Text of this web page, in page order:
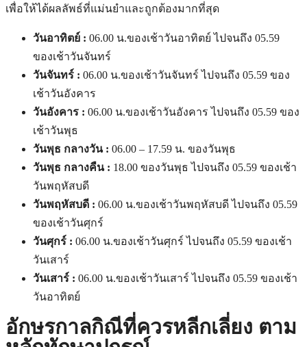
เพื่อให้ได้ผลลัพธ์ที่แม่นยำและถูกต้องมากที่สุด
วันอาทิตย์ : 06.00 น.ของเช้าวันอาทิตย์ ไปจนถึง 05.59
ของเช้าวันจันทร์
วันจันทร์ : 06.00 น.ของเช้าวันจันทร์ ไปจนถึง 05.59 ของ
เช้าวันอังคาร
วันอังคาร : 06.00 น.ของเช้าวันอังคาร ไปจนถึง 05.59 ของ
เช้าวันพุธ
วันพุธ กลางวัน : 06.00 – 17.59 น. ของวันพุธ
วันพุธ กลางคืน : 18.00 ของวันพุธ ไปจนถึง 05.59 ของเช้า
วันพฤหัสบดี
วันพฤหัสบดี : 06.00 น.ของเช้าวันพฤหัสบดี ไปจนถึง 05.59
ของเช้าวันศุกร์
วันศุกร์ : 06.00 น.ของเช้าวันศุกร์ ไปจนถึง 05.59 ของเช้า
วันเสาร์
วันเสาร์ : 06.00 น.ของเช้าวันเสาร์ ไปจนถึง 05.59 ของเช้า
วันอาทิตย์
อักษรกาลกิณีที่ควรหลีกเลี่ยง ตาม